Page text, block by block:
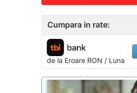
Cumpara in rate:
de la EroareRON / Luna